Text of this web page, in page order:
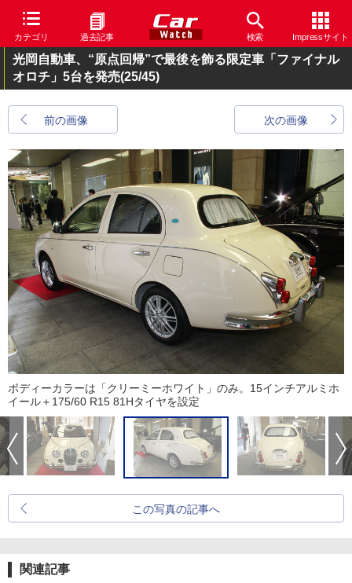
カテゴリ 過去記事 検索 Impressサイト
光岡自動車、“原点回帰”で最後を飾る限定車「ファイナル
オロチ」5台を発売(25/45)
前の画像 次の画像
ボディーカラーは「クリーミーホワイト」のみ。15インチアルミホ
イール＋175/60 R15 81Hタイヤを設定
この写真の記事へ
関連記事